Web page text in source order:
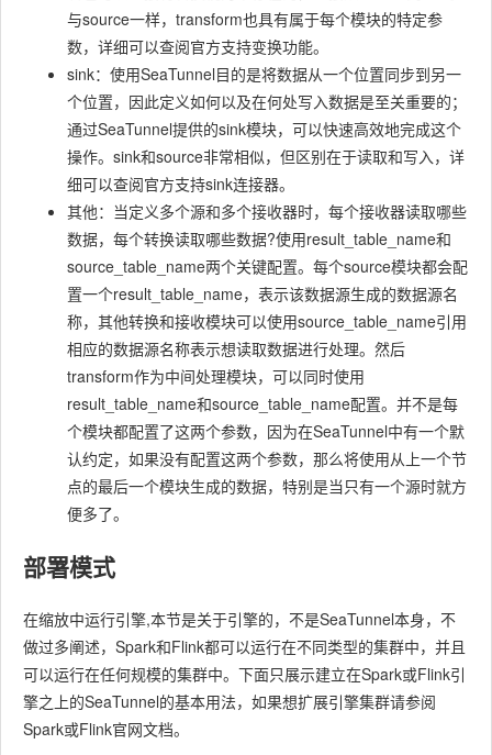
与source一样，transform也具有属于每个模块的特定参
数，详细可以查阅官方支持变换功能。
sink：使用SeaTunnel目的是将数据从一个位置同步到另一
个位置，因此定义如何以及在何处写入数据是至关重要的；
通过SeaTunnel提供的sink模块，可以快速高效地完成这个
操作。sink和source非常相似，但区别在于读取和写入，详
细可以查阅官方支持sink连接器。
其他：当定义多个源和多个接收器时，每个接收器读取哪些
数据，每个转换读取哪些数据?使用result_table_name和
source_table_name两个关键配置。每个source模块都会配
置一个result_table_name，表示该数据源生成的数据源名
称，其他转换和接收模块可以使用source_table_name引用
相应的数据源名称表示想读取数据进行处理。然后
transform作为中间处理模块，可以同时使用
result_table_name和source_table_name配置。并不是每
个模块都配置了这两个参数，因为在SeaTunnel中有一个默
认约定，如果没有配置这两个参数，那么将使用从上一个节
点的最后一个模块生成的数据，特别是当只有一个源时就方
便多了。
部署模式
在缩放中运行引擎,本节是关于引擎的，不是SeaTunnel本身，不
做过多阐述，Spark和Flink都可以运行在不同类型的集群中，并且
可以运行在任何规模的集群中。下面只展示建立在Spark或Flink引
擎之上的SeaTunnel的基本用法，如果想扩展引擎集群请参阅
Spark或Flink官网文档。